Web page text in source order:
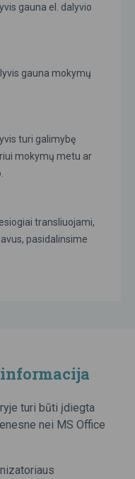
gauna el. dalyvio
gauna mokymų
turi galimybę
mokymų metu ar
transliuojami,
pasidalinsime
turi būti įdiegta
nei MS Office